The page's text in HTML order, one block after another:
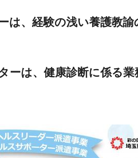
は、経験の浅い養護教
ーは、健康診断に係る業